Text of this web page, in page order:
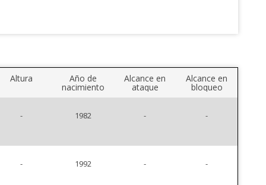
Altura Año de
nacimiento
Alcance en
ataque
Alcance en
bloqueo
- 1982 - -
- 1992 - -